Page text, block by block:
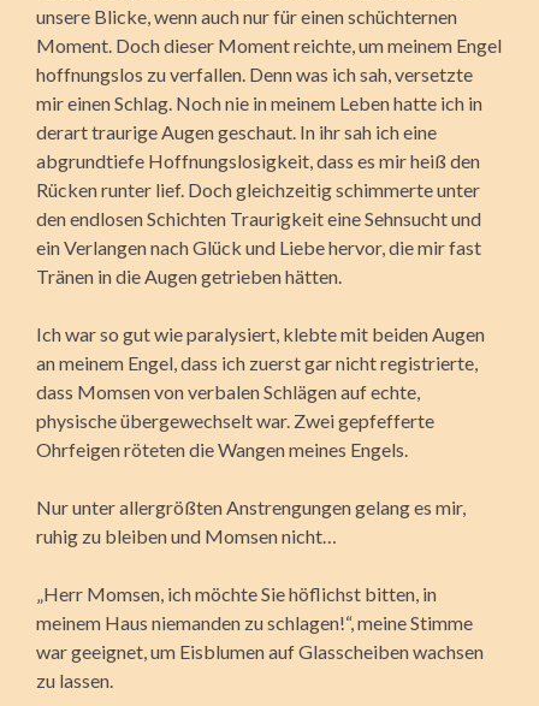
unsere Blicke, wenn auch nur für einen schüchternen
Moment. Doch dieser Moment reichte, um meinem Engel
hoffnungslos zu verfallen. Denn was ich sah, versetzte
mir einen Schlag. Noch nie in meinem Leben hatte ich in
derart traurige Augen geschaut. In ihr sah ich eine
abgrundtiefe Hoffnungslosigkeit, dass es mir heiß den
Rücken runter lief. Doch gleichzeitig schimmerte unter
den endlosen Schichten Traurigkeit eine Sehnsucht und
ein Verlangen nach Glück und Liebe hervor, die mir fast
Tränen in die Augen getrieben hätten.
Ich war so gut wie paralysiert, klebte mit beiden Augen
an meinem Engel, dass ich zuerst gar nicht registrierte,
dass Momsen von verbalen Schlägen auf echte,
physische übergewechselt war. Zwei gepfefferte
Ohrfeigen röteten die Wangen meines Engels.
Nur unter allergrößten Anstrengungen gelang es mir,
ruhig zu bleiben und Momsen nicht…
„Herr Momsen, ich möchte Sie höflichst bitten, in
meinem Haus niemanden zu schlagen!“, meine Stimme
war geeignet, um Eisblumen auf Glasscheiben wachsen
zu lassen.